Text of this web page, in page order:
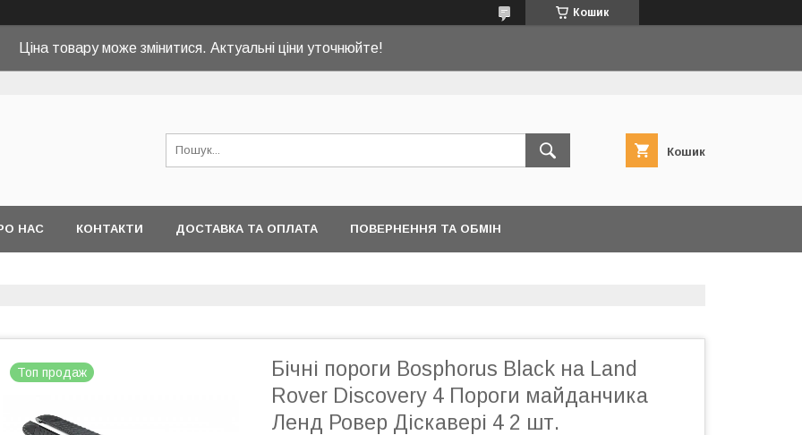
Кошик
Ціна товару може змінитися. Актуальні ціни уточнюйте!
Кошик
НАС КОНТАКТИ ДОСТАВКА ТА ОПЛАТА ПОВЕРНЕННЯ ТА ОБМІН
Топ продаж
Бічні пороги Bosphorus Black на Land
Rover Discovery 4 Пороги майданчика
Ленд Ровер Діскавері 4 2 шт.